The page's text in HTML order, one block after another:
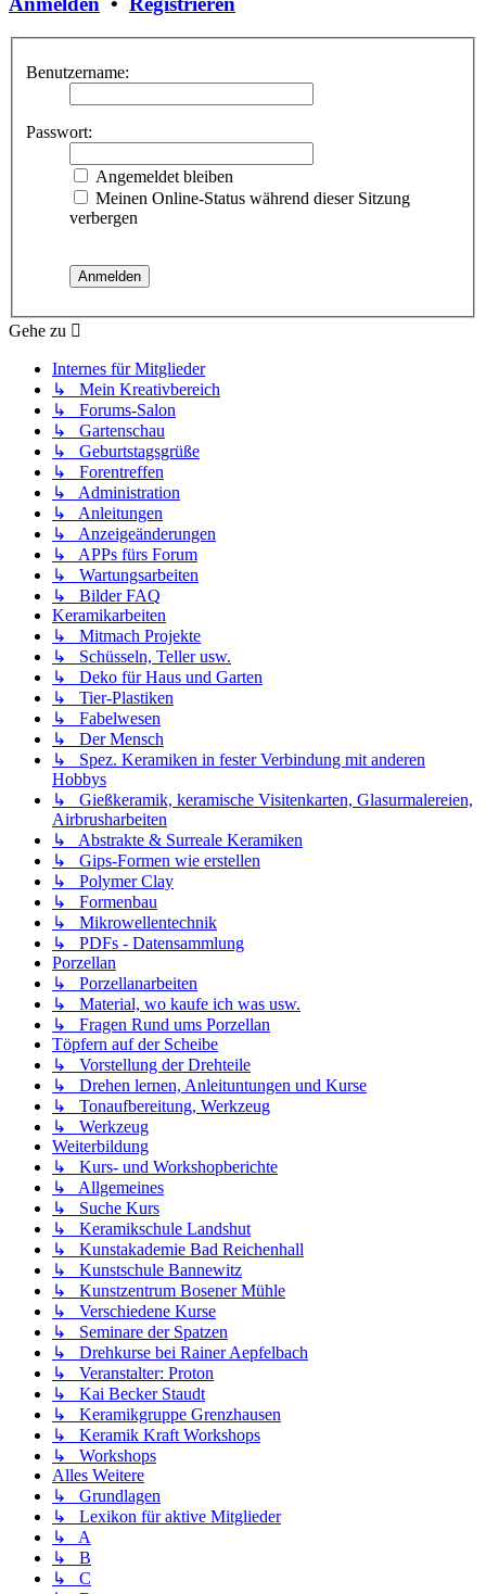
Benutzername:
Passwort:
Angemeldet bleiben
Meinen Online-Status während dieser Sitzung
verbergen
Gehe zu
Internes für Mitglieder
↳ Mein Kreativbereich
↳ Forums-Salon
↳ Gartenschau
↳ Geburtstagsgrüße
↳ Forentreffen
↳ Administration
↳ Anleitungen
↳ Anzeigeänderungen
↳ APPs fürs Forum
↳ Wartungsarbeiten
↳ Bilder FAQ
Keramikarbeiten
↳ Mitmach Projekte
↳ Schüsseln, Teller usw.
↳ Deko für Haus und Garten
↳ Tier-Plastiken
↳ Fabelwesen
↳ Der Mensch
↳ Spez. Keramiken in fester Verbindung mit anderen
Hobbys
↳ Gießkeramik, keramische Visitenkarten, Glasurmalereien,
Airbrusharbeiten
↳ Abstrakte & Surreale Keramiken
↳ Gips-Formen wie erstellen
↳ Polymer Clay
↳ Formenbau
↳ Mikrowellentechnik
↳ PDFs - Datensammlung
Porzellan
↳ Porzellanarbeiten
↳ Material, wo kaufe ich was usw.
↳ Fragen Rund ums Porzellan
Töpfern auf der Scheibe
↳ Vorstellung der Drehteile
↳ Drehen lernen, Anleituntungen und Kurse
↳ Tonaufbereitung, Werkzeug
↳ Werkzeug
Weiterbildung
↳ Kurs- und Workshopberichte
↳ Allgemeines
↳ Suche Kurs
↳ Keramikschule Landshut
↳ Kunstakademie Bad Reichenhall
↳ Kunstschule Bannewitz
↳ Kunstzentrum Bosener Mühle
↳ Verschiedene Kurse
↳ Seminare der Spatzen
↳ Drehkurse bei Rainer Aepfelbach
↳ Veranstalter: Proton
↳ Kai Becker Staudt
↳ Keramikgruppe Grenzhausen
↳ Keramik Kraft Workshops
↳ Workshops
Alles Weitere
↳ Grundlagen
↳ Lexikon für aktive Mitglieder
↳ A
↳ B
↳ C